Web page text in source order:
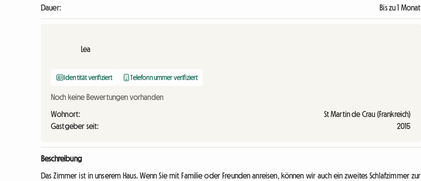
Dauer:
Bis zu 1 Monat
Lea
Identität verifiziert Telefonnummer verifiziert
Noch keine Bewertungen vorhanden
Wohnort:
St Martin de Crau (Frankreich)
Gastgeber seit:
2015
Beschreibung
Das Zimmer ist in unserem Haus. Wenn Sie mit Familie oder Freunden anreisen, können wir auch ein zweites Schlafzimmer zur